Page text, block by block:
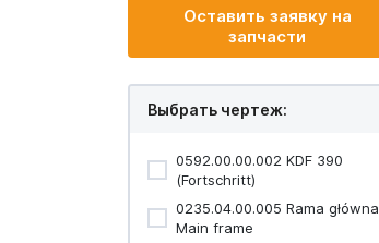
Оставить заявку на
запчасти
Выбрать чертеж:
0592.00.00.002 KDF 390
(Fortschritt)
0235.04.00.005 Rama główna
Main frame